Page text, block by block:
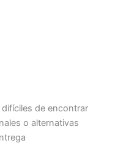
de encontrar
o alternativas